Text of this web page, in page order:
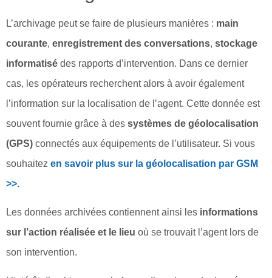
L’archivage peut se faire de plusieurs manières : main
courante, enregistrement des conversations, stockage
informatisé des rapports d’intervention. Dans ce dernier
cas, les opérateurs recherchent alors à avoir également
l’information sur la localisation de l’agent. Cette donnée est
souvent fournie grâce à des systèmes de géolocalisation
(GPS) connectés aux équipements de l’utilisateur. Si vous
souhaitez en savoir plus sur la géolocalisation par GSM
>>.
Les données archivées contiennent ainsi les informations
sur l’action réalisée et le lieu où se trouvait l’agent lors de
son intervention.